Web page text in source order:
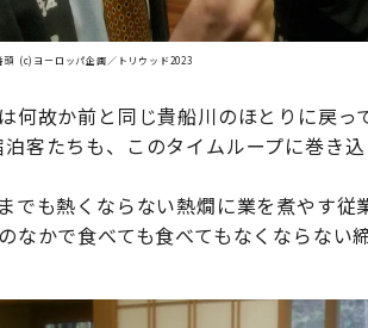
頭 (c)ヨーロッパ企画／トリウッド2023
何故か前と同じ貴船川のほとりに戻
客たちも、このタイムループに巻き込
でも熱くならない熱燗に業を煮やす
なかで食べても食べてもなくならない